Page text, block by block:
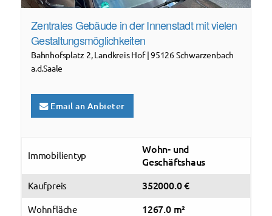
Zentrales Gebäude in der Innenstadt mit vielen
Gestaltungsmöglichkeiten
Bahnhofsplatz 2,Landkreis Hof | 95126 Schwarzenbach
a.d.Saale
Email an Anbieter
Immobilientyp
Wohn- und
Geschäftshaus
Kaufpreis 352000.0€
Wohnfläche 1267.0m²